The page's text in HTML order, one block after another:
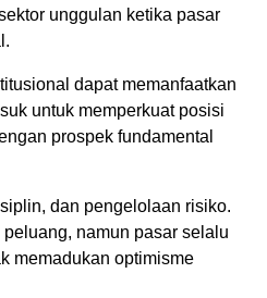
unggulan ketika pasar
dapat memanfaatkan
untuk memperkuat posisi
prospek fundamental
dan pengelolaan risiko.
namun pasar selalu
memadukan optimisme